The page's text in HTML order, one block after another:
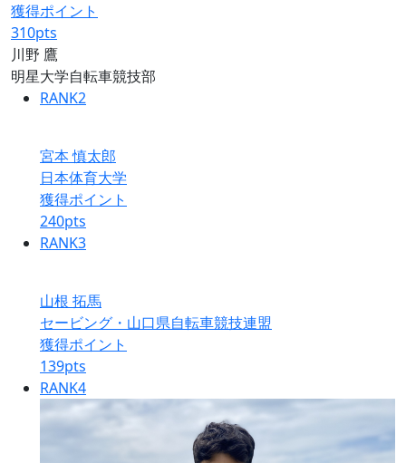
獲得ポイント
310pts
川野 鷹
明星大学自転車競技部
RANK2
宮本 慎太郎
日本体育大学
獲得ポイント
240pts
RANK3
山根 拓馬
セービング・山口県自転車競技連盟
獲得ポイント
139pts
RANK4